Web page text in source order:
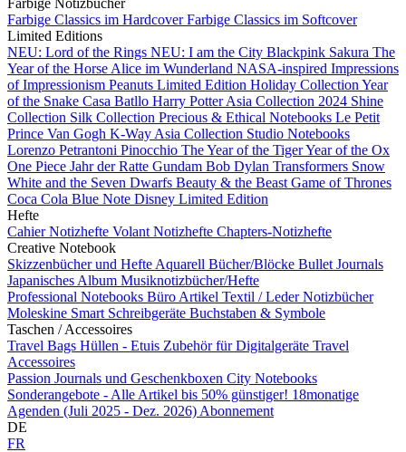
Farbige Notizbücher
Farbige Classics im HardcoverFarbige Classics im Softcover
Limited Editions
NEU: Lord of the Rings NEU: I am the City Blackpink Sakura The
Year of the Horse Alice im Wunderland NASA-inspired Impressions
of Impressionism Peanuts Limited Edition Holiday Collection Year
of the Snake Casa Batllo Harry PotterAsia Collection 2024 Shine
Collection Silk Collection Precious & Ethical Notebooks Le Petit
Prince Van Gogh K-Way Asia Collection Studio Notebooks
Lorenzo Petrantoni Pinocchio The Year of the TigerYear of the Ox
One Piece Jahr der Ratte Gundam Bob Dylan Transformers Snow
White and the Seven Dwarfs Beauty & the Beast Game of Thrones
Coca Cola Blue Note Disney Limited Edition
Hefte
Cahier Notizhefte Volant Notizhefte Chapters-Notizhefte
Creative Notebook
Skizzenbücher und Hefte Aquarell Bücher/Blöcke Bullet Journals
Japanisches Album Musiknotizbücher/Hefte
Professional Notebooks Büro Artikel Textil / Leder Notizbücher
Moleskine Smart Schreibgeräte Buchstaben & Symbole
Taschen / Accessoires
Travel Bags Hüllen - Etuis Zubehör für Digitalgeräte Travel
Accessoires
Passion Journals und Geschenkboxen City Notebooks
Sonderangebote - Alle Artikel bis 50% günstiger! 18monatige
Agenden (Juli 2025 - Dez. 2026) Abonnement
DE
FR